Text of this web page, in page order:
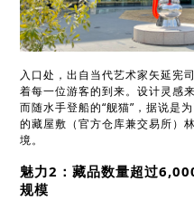
入口处，出自当代艺术家矢延宪
着每一位游客的到来。设计灵感
而随水手登船的“舰猫”，据说是
的藏屋敷（官方仓库兼交易所）
境。
魅力2：藏品数量超过
规模